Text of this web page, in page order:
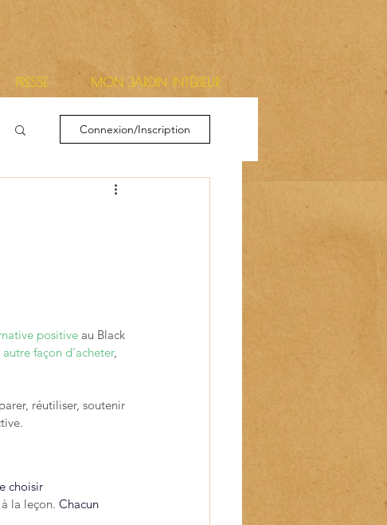
Connexion/Inscription
positive au Black
autre façon d’acheter,
réutiliser, soutenir
choisir
la leçon. Chacun
PRESSE MON JARDIN INTÉRIEUR